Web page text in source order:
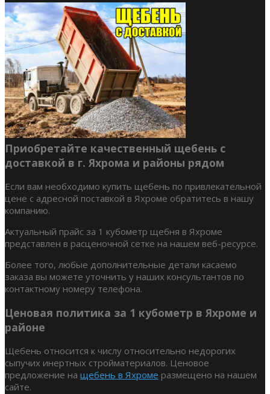
Приобретайте качественный щебень с
доставкой в г. Яхрома и районы рядом
Если вам необходимо купить щебень по привлекательной
цене с адресной поставкой в Яхроме обратитесь в нашу
компанию.
Актуальный прайс за 1 кубометр щебня в Яхроме
представлен в расценочной сетке на нашем веб-ресурсе.
Более того, любые дополнительные детали касаемо
заказа вы можете уточнить у наших консультантов по
контактному номеру телефона.
Ценовая политика за 1 кубометр в Яхроме и
районе
Щебень относится к числу относительно недорогих
сыпучих инертных стройматериалов. Ценовое
предложение на щебень в Яхроме размещено на нашем
сайте.